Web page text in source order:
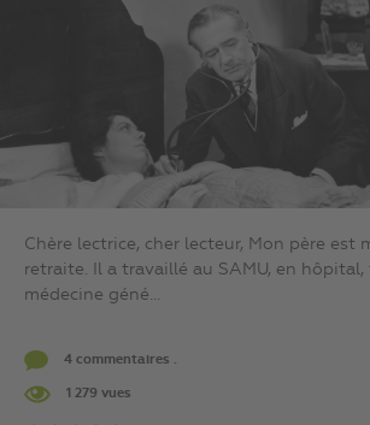
Chère lectrice, cher lecteur, Mon père est
retraite. Il a travaillé au SAMU, en hôpital,
médecine géné...
4 commentaires .
1 279 vues